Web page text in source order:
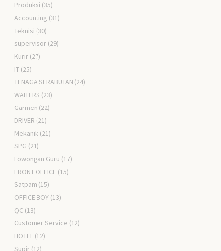
Produksi (35)
Accounting (31)
Teknisi (30)
supervisor (29)
Kurir (27)
IT (25)
TENAGA SERABUTAN (24)
WAITERS (23)
Garmen (22)
DRIVER (21)
Mekanik (21)
SPG (21)
Lowongan Guru (17)
FRONT OFFICE (15)
Satpam (15)
OFFICE BOY (13)
QC (13)
Customer Service (12)
HOTEL (12)
Supir (12)